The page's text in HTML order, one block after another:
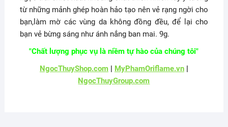
từ những mảnh ghép hoàn hảo tạo nên vẻ rạng ngời cho
bạn,làm mờ các vùng da không đồng đều, để lại cho
bạn vẻ bừng sáng như ánh nắng ban mai. 9g.
"Chất lượng phục vụ là niềm tự hào của chúng tôi"
NgocThuyShop.com| MyPhamOriflame.vn|
NgocThuyGroup.com